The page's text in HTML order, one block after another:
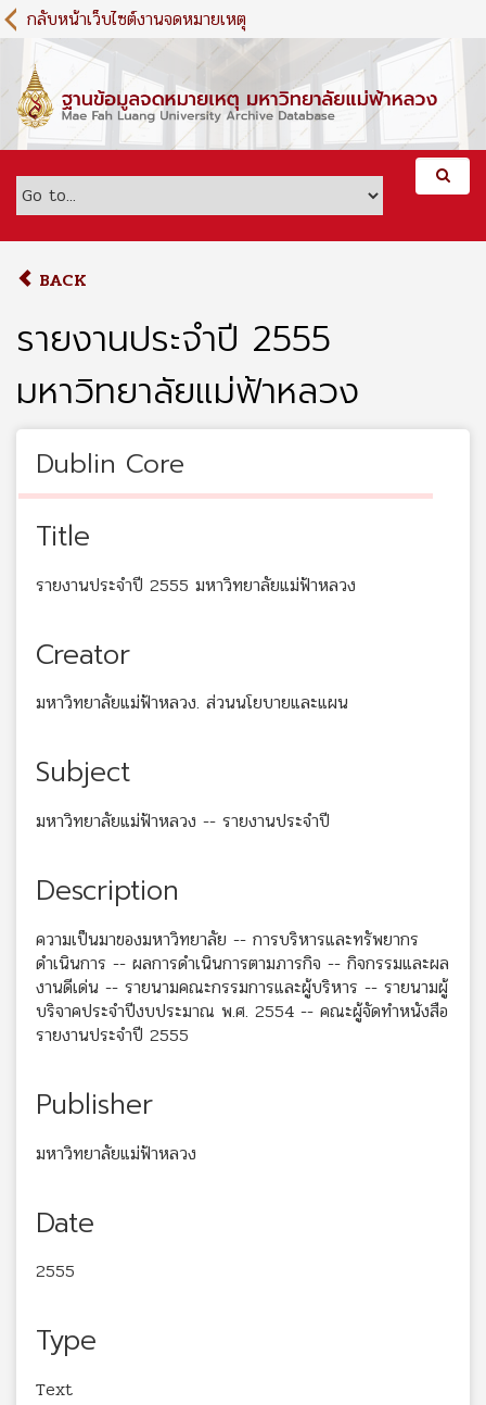
S
k
m
c
กลับหน้าเว็บไซต์งานจดหมายเหตุ
BACK
รายงานประจำปี 2555
มหาวิทยาลัยแม่ฟ้าหลวง
Dublin Core
Title
รายงานประจำปี 2555 มหาวิทยาลัยแม่ฟ้าหลวง
Creator
มหาวิทยาลัยแม่ฟ้าหลวง. ส่วนนโยบายและแผน
Subject
มหาวิทยาลัยแม่ฟ้าหลวง -- รายงานประจำปี
Description
ความเป็นมาของมหาวิทยาลัย -- การบริหารและทรัพยากร
ดำเนินการ -- ผลการดำเนินการตามภารกิจ -- กิจกรรมและผล
งานดีเด่น -- รายนามคณะกรรมการและผู้บริหาร -- รายนามผู้
บริจาคประจำปีงบประมาณ พ.ศ. 2554 -- คณะผู้จัดทำหนังสือ
รายงานประจำปี 2555
Publisher
มหาวิทยาลัยแม่ฟ้าหลวง
Date
2555
Type
Text